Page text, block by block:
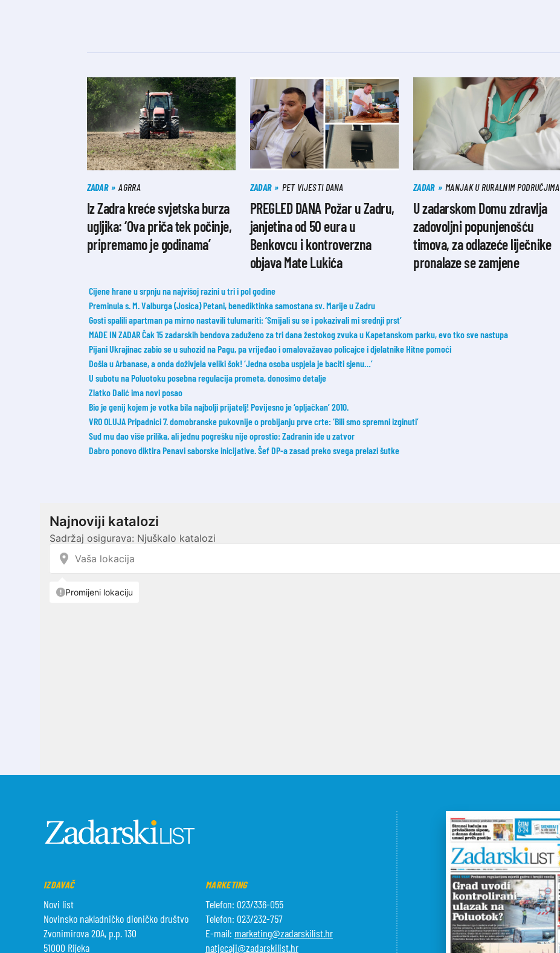
ZADAR AGRRA
Iz Zadra kreće svjetska burza
ugljika: ‘Ova priča tek počinje,
pripremamo je godinama’
ZADAR PET VIJESTI DANA
PREGLED DANA Požar u Zadru,
janjetina od 50 eura u
Benkovcu i kontroverzna
objava Mate Lukića
ZADAR MANJAK U RURALNIM PODRUČJIMA
U zadarskom Domu zdravlja
zadovoljni popunjenošću
timova, za odlazeće liječnike
pronalaze se zamjene
Cijene hrane u srpnju na najvišoj razini u tri i pol godine
Preminula s. M. Valburga (Josica) Petani, benediktinka samostana sv. Marije u Zadru
Gosti spalili apartman pa mirno nastavili tulumariti: ‘Smijali su se i pokazivali mi srednji prst’
MADE IN ZADAR Čak 15 zadarskih bendova zaduženo za tri dana žestokog zvuka u Kapetanskom parku, evo tko sve nastupa
Pijani Ukrajinac zabio se u suhozid na Pagu, pa vrijeđao i omalovažavao policajce i djelatnike Hitne pomoći
Došla u Arbanase, a onda doživjela veliki šok! ‘Jedna osoba uspjela je baciti sjenu…’
U subotu na Poluotoku posebna regulacija prometa, donosimo detalje
Zlatko Dalić ima novi posao
Bio je genij kojem je votka bila najbolji prijatelj! Povijesno je ‘opljačkan’ 2010.
VRO OLUJA Pripadnici 7. domobranske pukovnije o probijanju prve crte: ‘Bili smo spremni izginuti’
Sud mu dao više prilika, ali jednu pogrešku nije oprostio: Zadranin ide u zatvor
Dabro ponovo diktira Penavi saborske inicijative. Šef DP-a zasad preko svega prelazi šutke
IZDAVAČ
Novi list
Novinsko nakladničko dioničko društvo
Zvonimirova 20A, p.p. 130
51000 Rijeka
MARKETING
Telefon: 023/336-055
Telefon: 023/232-757
E-mail: marketing@zadarskilist.hr
natjecaji@zadarskilist.hr